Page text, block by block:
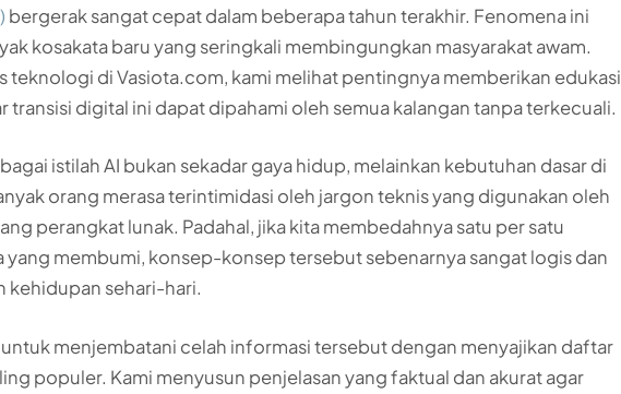
bergerak sangat cepat dalam beberapa tahun terakhir. Fenomena ini
kosakata baru yang seringkali membingungkan masyarakat awam.
teknologi di Vasiota.com, kami melihat pentingnya memberikan edukasi
transisi digital ini dapat dipahami oleh semua kalangan tanpa terkecuali.
istilah AI bukan sekadar gaya hidup, melainkan kebutuhan dasar di
orang merasa terintimidasi oleh jargon teknis yang digunakan oleh
perangkat lunak. Padahal, jika kita membedahnya satu per satu
yang membumi, konsep-konsep tersebut sebenarnya sangat logis dan
kehidupan sehari-hari.
menjembatani celah informasi tersebut dengan menyajikan daftar
populer. Kami menyusun penjelasan yang faktual dan akurat agar